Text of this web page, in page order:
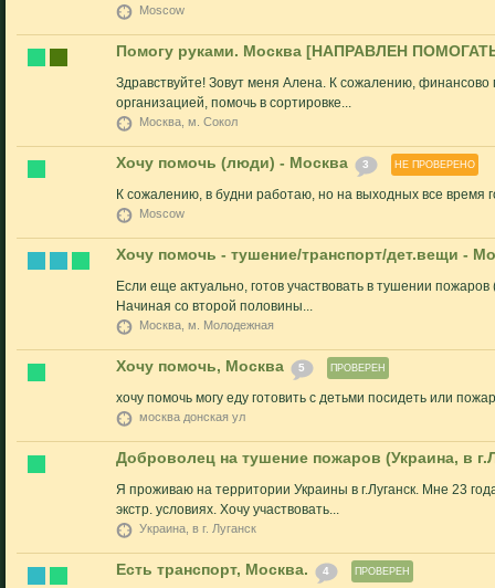
Moscow
Помогу руками. Москва [НАПРАВЛЕН
Здравствуйте! Зовут меня Алена. К сожалению, финансово
организацией, помочь в сортировке...
Москва, м. Сокол
Хочу помочь (люди) - Москва 3 НЕ ПРОВЕРЕНО
К сожалению, в будни работаю, но на выходных все время
Moscow
Хочу помочь - тушение/транспорт/дет.вещи -
Если еще актуально, готов участвовать в тушении
Начиная со второй половины...
Москва, м. Молодежная
Хочу помочь, Москва 5 ПРОВЕРЕН
хочу помочь могу еду готовить с детьми посидеть или
москва донская ул
Доброволец на тушение пожаров (Украина, в
Я проживаю на территории Украины в г.Луганск. Мне 23
экстр. условиях. Хочу участвовать...
Украина, в г. Луганск
Есть транспорт, Москва. 4 ПРОВЕРЕН